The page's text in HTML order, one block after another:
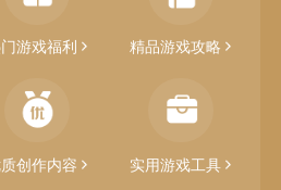
个真正属于游戏爱好者自己的
>>游戏福利 精品游戏攻略
创作内容 实用游戏工具